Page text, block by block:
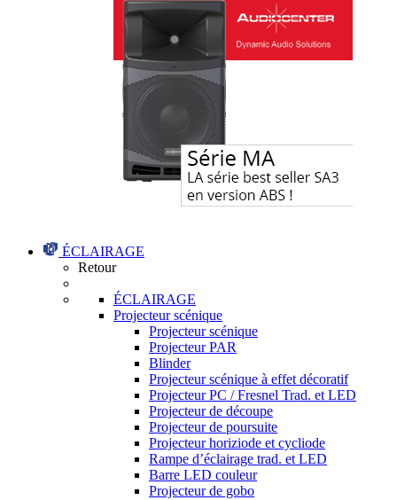
ÉCLAIRAGE
Retour
ÉCLAIRAGE
Projecteur scénique
Projecteur scénique
Projecteur PAR
Blinder
Projecteur scénique à effet décoratif
Projecteur PC / Fresnel Trad. et LED
Projecteur de découpe
Projecteur de poursuite
Projecteur horiziode et cycliode
Rampe d’éclairage trad. et LED
Barre LED couleur
Projecteur de gobo